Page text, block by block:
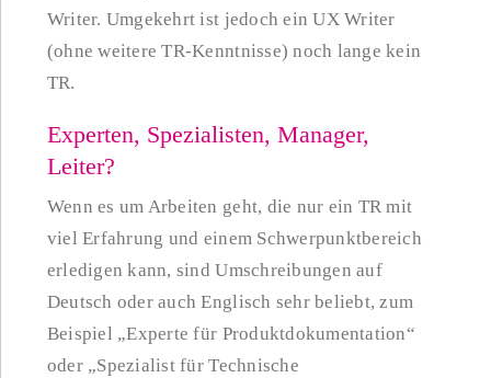
Writer. Umgekehrt ist jedoch ein UX Writer
(ohne weitere TR-Kenntnisse) noch lange kein
TR.
Experten, Spezialisten, Manager,
Leiter?
Wenn es um Arbeiten geht, die nur ein TR mit
viel Erfahrung und einem Schwerpunktbereich
erledigen kann, sind Umschreibungen auf
Deutsch oder auch Englisch sehr beliebt, zum
Beispiel „Experte für Produktdokumentation“
oder „Spezialist für Technische